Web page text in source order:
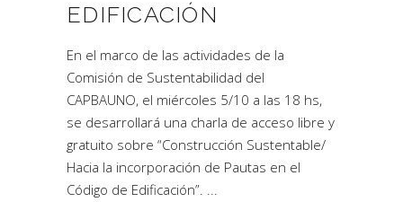
EDIFICACIÓN
En el marco de las actividades de la
Comisión de Sustentabilidad del
CAPBAUNO, el miércoles 5/10 a las 18 hs,
se desarrollará una charla de acceso libre y
gratuito sobre “Construcción Sustentable/
Hacia la incorporación de Pautas en el
Código de Edificación”.